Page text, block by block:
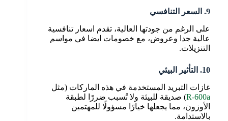
9. السعر التنافسي
على الرغم من جودتها العالية، تقدم اسعار تنافسية
عالية جدا وعروض، مع خصومات ايضا في مواسم
التنزيلات.
10. التأثير البيئي
غازات التبريد المستخدمة في هذه الماركات (مثل
R-600a) صديقة للبيئة ولا تُسبب ضررًا لطبقة
الأوزون، مما يجعلها خيارًا مسؤولًا للمهتمين
بالاستدامة.